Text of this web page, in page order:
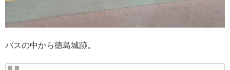
バスの中から徳島城跡。